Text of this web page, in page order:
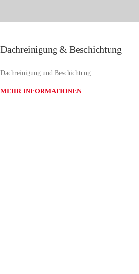
Dachreinigung & Beschichtung
Dachreinigung und Beschichtung
MEHR INFORMATIONEN